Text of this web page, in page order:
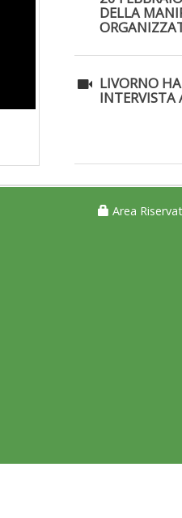
DELLA
LIVORNO
INTERVISTA
Area